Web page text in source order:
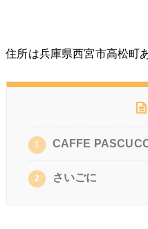
住所は兵庫県西宮市高松町
1 CAFFE
2 さいごに